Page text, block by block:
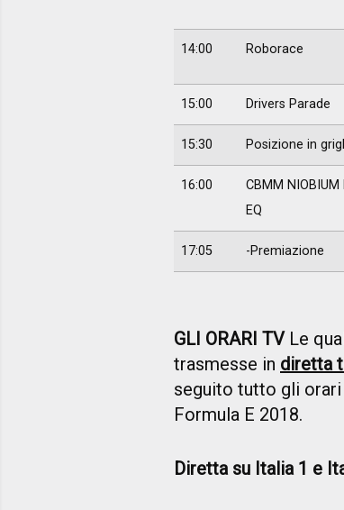
14:00 Roborace
15:00 Drivers Parade
15:30 Posizione in
16:00
CBMM
EQ
17:05 -Premiazione
GLI ORARI TVLe
trasmesse in diretta
seguito tutto gli
Formula E 2018.
Diretta su Italia 1 e